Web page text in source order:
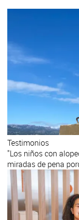
Testimonios
"Los niños con
miradas de pena